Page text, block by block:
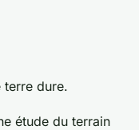
terre dure.
étude du terrain